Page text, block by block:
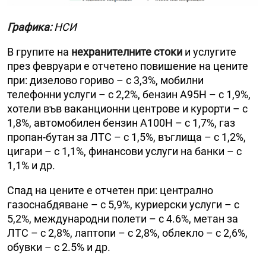
Графика:НСИ
В групите на нехранителните стоки и услугите
през февруари е отчетено повишение на цените
при: дизелово гориво – с 3,3%, мобилни
телефонни услуги – с 2,2%, бензин А95Н – с 1,9%,
хотели във ваканционни центрове и курорти – с
1,8%, автомобилен бензин А100Н – с 1,7%, газ
пропан-бутан за ЛТС – с 1,5%, въглища – с 1,2%,
цигари – с 1,1%, финансови услуги на банки – с
1,1% и др.
Спад на цените е отчетен при: централно
газоснабдяване – с 5,9%, куриерски услуги – с
5,2%, международни полети – с 4.6%, метан за
ЛТС – с 2,8%, лаптопи – с 2,8%, облекло – с 2,6%,
обувки – с 2.5% и др.